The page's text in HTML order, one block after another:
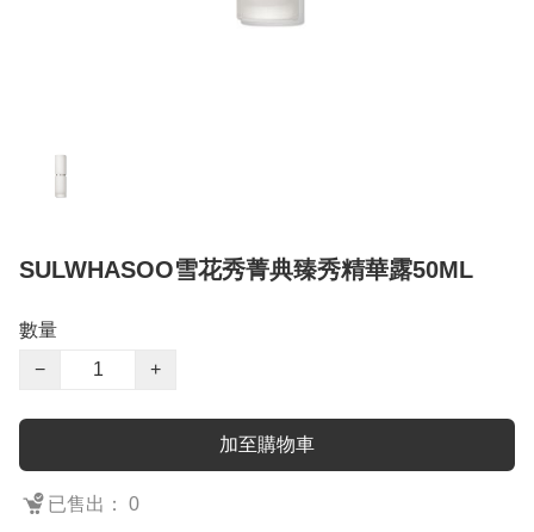
SULWHASOO雪花秀菁典臻秀精華露50ML
數量
−
+
加至購物車
已售出： 0